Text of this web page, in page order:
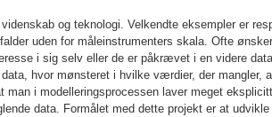
og teknologi. Velkendte eksempler er
uden for måleinstrumenters skala. Ofte
i sig selv eller de er påkrævet i en videre
hvor mønsteret i hvilke værdier, der mangler,
i modelleringsprocessen laver meget
data. Formålet med dette projekt er at